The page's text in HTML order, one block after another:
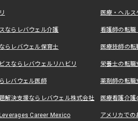
医療・ヘル
ならレバウェル介護 看護師の転
らレバウェル保育士 医療技師の
スならレバウェルリハビリ 栄養士の転
レバウェル医師 薬剤師の転
解決支援ならレバウェル株式会社 医療看護介
Career Mexico アメリカで